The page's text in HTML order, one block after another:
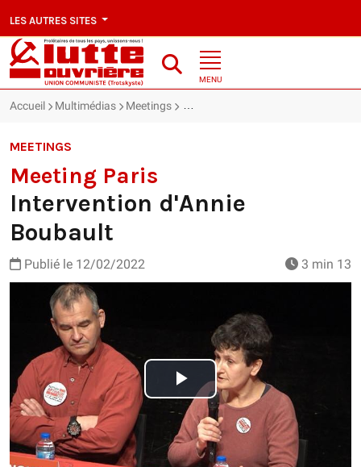
LES AUTRES SITES
MENU
Accueil Multimédias Meetings Meeting Paris : Intervention d'Annie
MEETINGS
Meeting Paris
Intervention d'Annie
Boubault
Publié le 12/02/2022 3 min 13
Play
Video